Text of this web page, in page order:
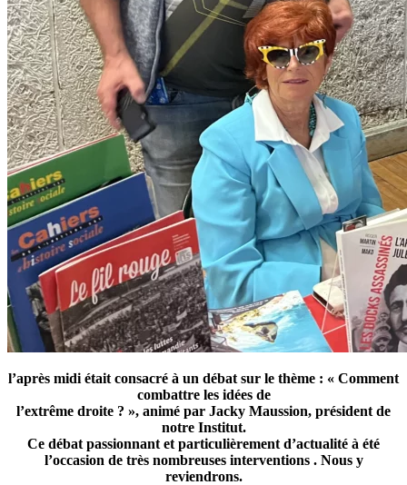
l’après midi était consacré à un débat sur le thème : « Comment
combattre les idées de
l’extrême droite ? », animé par Jacky Maussion, président de
notre Institut.
Ce débat passionnant et particulièrement d’actualité à été
l’occasion de très nombreuses interventions . Nous y
reviendrons.